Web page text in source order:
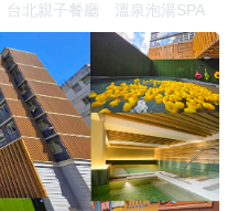
果
日本親子景點
廳 溫泉泡湯SPA